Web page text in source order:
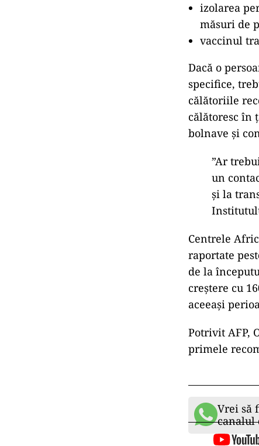
izolarea
măsuri de
vaccinul
Dacă o
specifice,
călătoriile
călătoresc în
bolnave și
”Ar
un
și la
Centrele
raportate
de la
creștere cu
aceeași
Potrivit AFP,
primele
Vrei să
canalul